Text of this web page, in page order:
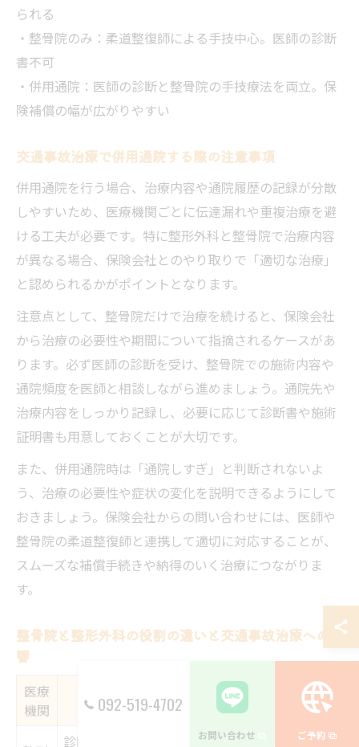
られる
・整骨院のみ：柔道整復師による手技中心。医師の診断
書不可
・併用通院：医師の診断と整骨院の手技療法を両立。保
険補償の幅が広がりやすい
交通事故治療で併用通院する際の注意事項
併用通院を行う場合、治療内容や通院履歴の記録が分散
しやすいため、医療機関ごとに伝達漏れや重複治療を避
ける工夫が必要です。特に整形外科と整骨院で治療内容
が異なる場合、保険会社とのやり取りで「適切な治療」
と認められるかがポイントとなります。
注意点として、整骨院だけで治療を続けると、保険会社
から治療の必要性や期間について指摘されるケースがあ
ります。必ず医師の診断を受け、整骨院での施術内容や
通院頻度を医師と相談しながら進めましょう。通院先や
治療内容をしっかり記録し、必要に応じて診断書や施術
証明書も用意しておくことが大切です。
また、併用通院時は「通院しすぎ」と判断されないよ
う、治療の必要性や症状の変化を説明できるようにして
おきましょう。保険会社からの問い合わせには、医師や
整骨院の柔道整復師と連携して適切に対応することが、
スムーズな補償手続きや納得のいく治療につながりま
す。
整骨院と整形外科の役割の違いと交通事故治療への影
響
医療
機関
主な役割・得意分野
補償・手続き上の
診断・画像検査・薬の処
092-519-4702
お問い合わせ ご予約